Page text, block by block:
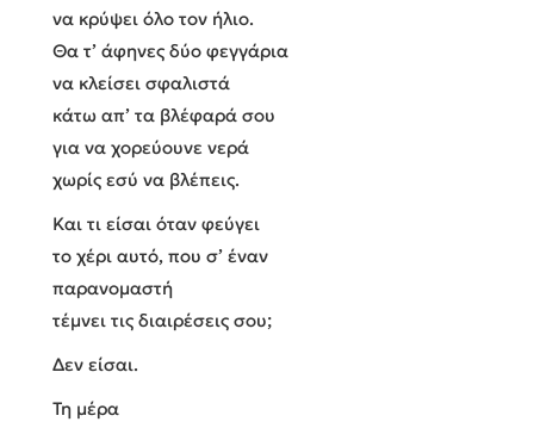
να κρύψει όλο τον ήλιο.
Θα τ’ άφηνες δύο φεγγάρια
να κλείσει σφαλιστά
κάτω απ’ τα βλέφαρά σου
για να χορεύουνε νερά
χωρίς εσύ να βλέπεις.
Και τι είσαι όταν φεύγει
το χέρι αυτό, που σ’ έναν
παρανομαστή
τέμνει τις διαιρέσεις σου;
Δεν είσαι.
Τη μέρα